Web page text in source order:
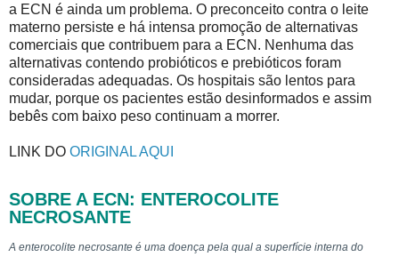
a ECN é ainda um problema. O preconceito contra o leite
materno persiste e há intensa promoção de alternativas
comerciais que contribuem para a ECN. Nenhuma das
alternativas contendo probióticos e prebióticos foram
consideradas adequadas. Os hospitais são lentos para
mudar, porque os pacientes estão desinformados e assim
bebês com baixo peso continuam a morrer.
LINK DO ORIGINAL AQUI
SOBRE A ECN: ENTEROCOLITE
NECROSANTE
A enterocolite necrosante é uma doença pela qual a superfície interna do